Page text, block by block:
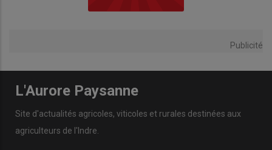
Publicité
L'Aurore Paysanne
Site d'actualités agricoles, viticoles et rurales destinées aux
agriculteurs de l'Indre.